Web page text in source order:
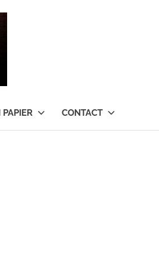
aura
CONTACT